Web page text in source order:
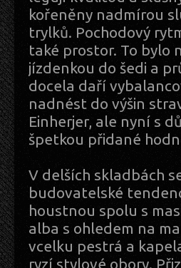
kořeněny nadmírou
trylků. Pochodový
také prostor. To bylo
jízdenkou do šedi a
docela daří
nadnést do výšin
Einherjer, ale nyní s
špetkou přidané
V delších skladbách
budovatelské
houstnou spolu s
alba s ohledem na
vcelku pestrá a
ryzí stylové obory.